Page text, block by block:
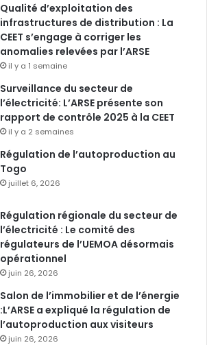
Qualité d’exploitation des
infrastructures de distribution : La
CEET s’engage à corriger les
anomalies relevées par l’ARSE
il y a 1 semaine
Surveillance du secteur de
l’électricité: L’ARSE présente son
rapport de contrôle 2025 à la CEET
il y a 2 semaines
Régulation de l’autoproduction au
Togo
juillet 6, 2026
Régulation régionale du secteur de
l’électricité : Le comité des
régulateurs de l’UEMOA désormais
opérationnel
juin 26, 2026
Salon de l’immobilier et de l’énergie
:L’ARSE a expliqué la régulation de
l’autoproduction aux visiteurs
juin 26, 2026